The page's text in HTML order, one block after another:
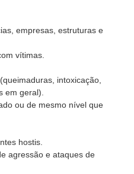
empresas, estruturas e
vítimas.
intoxicação,
em geral).
ou de mesmo nível que
hostis.
agressão e ataques de